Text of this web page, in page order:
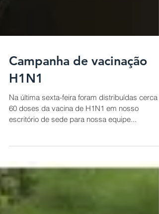
Campanha de vacinação
H1N1
Na última sexta-feira foram distribuídas cerca
60 doses da vacina de H1N1 em nosso